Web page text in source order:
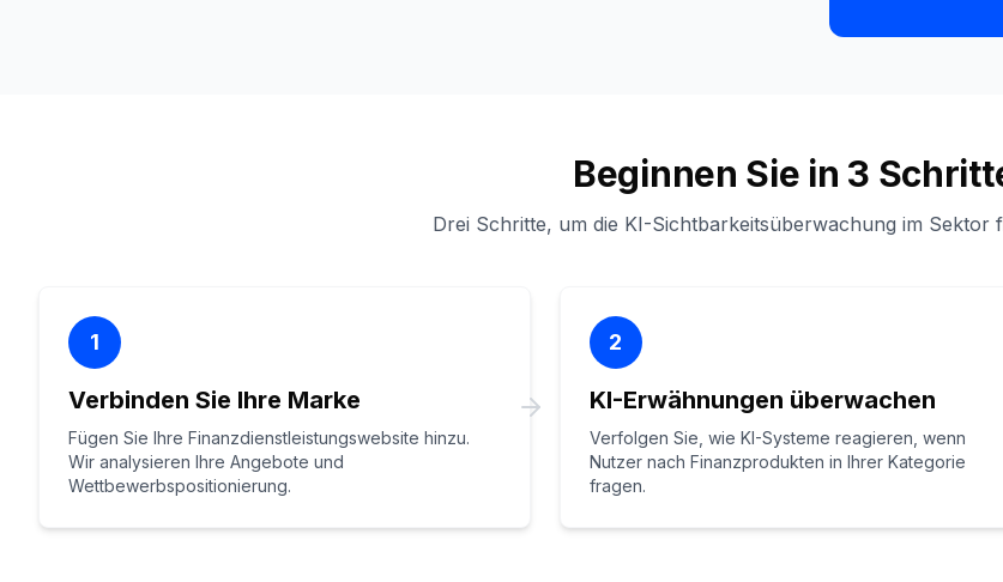
Beginnen Sie in 3
Drei Schritte, um die KI-Sichtbarkeitsüberwachung im Sektor
1
Verbinden Sie Ihre Marke
Fügen Sie Ihre Finanzdienstleistungswebsite hinzu.
Wir analysieren Ihre Angebote und
Wettbewerbspositionierung.
2
KI-Erwähnungen überwachen
Verfolgen Sie, wie KI-Systeme reagieren, wenn
Nutzer nach Finanzprodukten in Ihrer Kategorie
fragen.